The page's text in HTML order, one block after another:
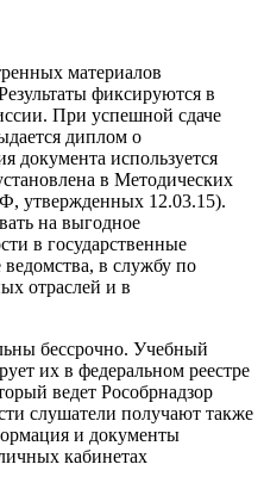
материалов
фиксируются в
При успешной сдаче
диплом о
документа используется
в Методических
утвержденных 12.03.15).
на выгодное
в государственные
в службу по
отраслей и в
бессрочно. Учебный
их в федеральном реестре
ведет Рособрнадзор
слушатели получают также
и документы
кабинетах